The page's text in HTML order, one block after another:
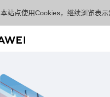
本站点使用Cookies，继续浏览表